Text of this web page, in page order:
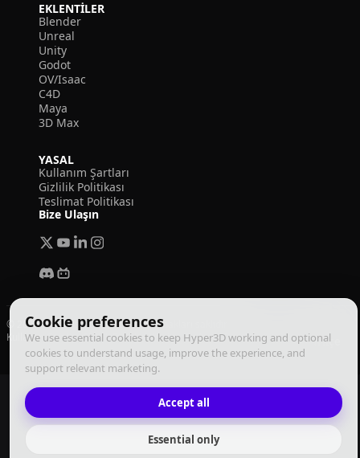
Cookie preferences
We use essential cookies to keep Hyper3D working and optional
cookies to understand usage, improve the experience, and
support relevant marketing.
Accept all
Essential only
EKLENTILER
Blender
Unreal
Unity
Godot
OV/Isaac
C4D
Maya
3D Max
YASAL
Kullanım Şartları
Gizlilik Politikası
Teslimat Politikası
Bize Ulaşın
© 2026 Deemos Corporation. Tüm hakları saklıdır
Kullanım ŞartlarıGizlilik PolitikasıYerine Getirme Politikası Türkçe